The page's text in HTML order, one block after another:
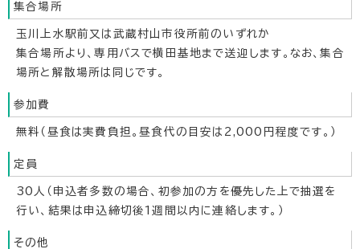
集合場所
玉川上水駅前又は武蔵村山市役所前のいずれか
集合場所より、専用バスで横田基地まで送迎します。なお、集合
場所と解散場所は同じです。
参加費
無料（昼食は実費負担。昼食代の目安は2,000円程度です。）
定員
30人（申込者多数の場合、初参加の方を優先した上で抽選を
行い、結果は申込締切後1週間以内に連絡します。）
その他